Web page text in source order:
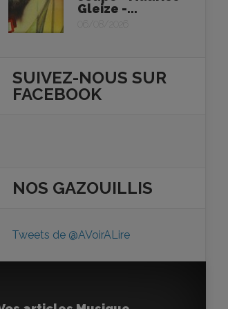
Gleize -...
06/08/2026
SUIVEZ-NOUS SUR
FACEBOOK
NOS GAZOUILLIS
Tweets de @AVoirALire